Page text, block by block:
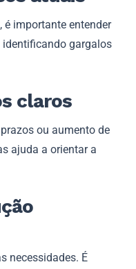
é importante entender
gargalos
claros
ou aumento de
ajuda a orientar a
necessidades. É